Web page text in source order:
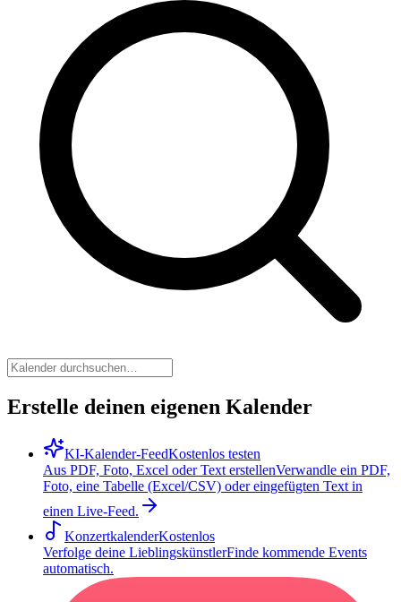
Erstelle deinen eigenen Kalender
KI-Kalender-FeedKostenlos testen
Aus PDF, Foto, Excel oder Text erstellenVerwandle ein PDF,
Foto, eine Tabelle (Excel/CSV) oder eingefügten Text in
einen Live-Feed.
KonzertkalenderKostenlos
Verfolge deine LieblingskünstlerFinde kommende Events
automatisch.